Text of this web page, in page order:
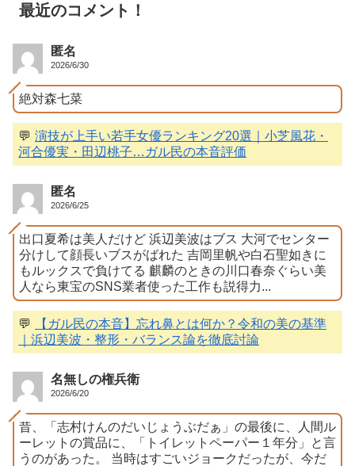
最近のコメント！
匿名
2026/6/30
絶対森七菜
💬 演技が上手い若手女優ランキング20選｜小芝風花・
河合優実・田辺桃子…ガル民の本音評価
匿名
2026/6/25
出口夏希は美人だけど 浜辺美波はブス 大河でセンター
分けして顔長いブスがばれた 吉岡里帆や白石聖如きに
もルックスで負けてる 麒麟のときの川口春奈ぐらい美
人なら東宝のSNS業者使った工作も説得力...
💬
【ガル民の本音】忘れ鼻とは何か？令和の美の基準
｜浜辺美波・整形・バランス論を徹底討論
名無しの権兵衛
2026/6/20
昔、「志村けんのだいじょうぶだぁ」の最後に、人間ル
ーレットの賞品に、「トイレットペーパー１年分」と言
うのがあった。 当時はすごいジョークだったが、今だ